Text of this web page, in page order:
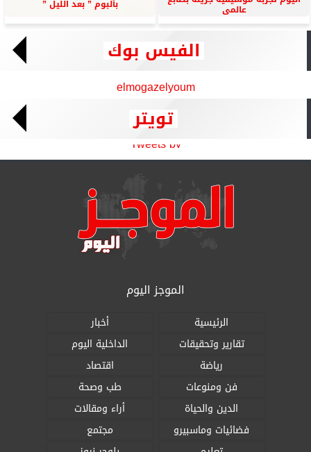
عالمى بألبوم ” بعد الليل ”
الفيس بوك
elmogazelyoum
تويتر
Tweets by
الموجز اليوم
الرئيسية
أخبار
تقارير وتحقيقات
الداخلية اليوم
رياضة
اقتصاد
فن ومنوعات
طب وصحة
الدين والحياة
أراء ومقالات
فضائيات وماسبيرو
مجتمع